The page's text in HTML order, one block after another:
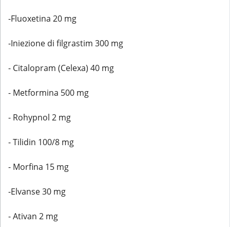
-Fluoxetina 20 mg
-Iniezione di filgrastim 300 mg
- Citalopram (Celexa) 40 mg
- Metformina 500 mg
- Rohypnol 2 mg
- Tilidin 100/8 mg
- Morfina 15 mg
-Elvanse 30 mg
- Ativan 2 mg